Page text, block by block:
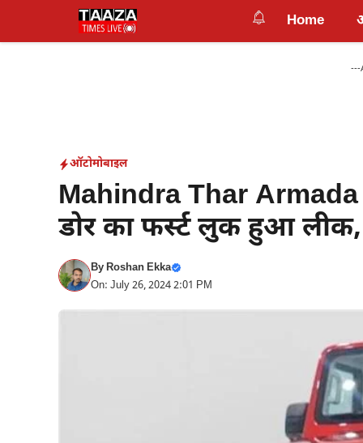
Home
---
ऑटोमोबाइल
Mahindra Thar Armada
डोर का फर्स्ट लुक हुआ
ByRoshan Ekka
On: July 26, 2024 2:01 PM